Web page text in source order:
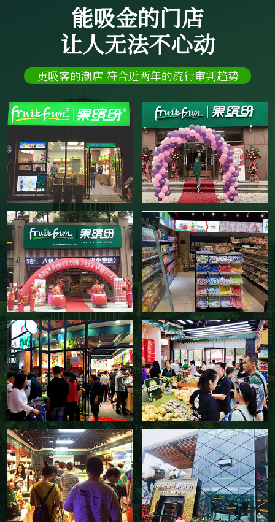
能吸金的门店
让人无法不心动
更吸客的潮店 符合近两年的流行审判趋势